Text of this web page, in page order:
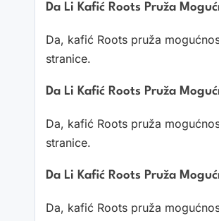
Da Li Kafić Roots Pruža
Da, kafić Roots pruža
stranice.
Da Li Kafić Roots Pruža
Da, kafić Roots pruža
stranice.
Da Li Kafić Roots Pruža
Da, kafić Roots pruža